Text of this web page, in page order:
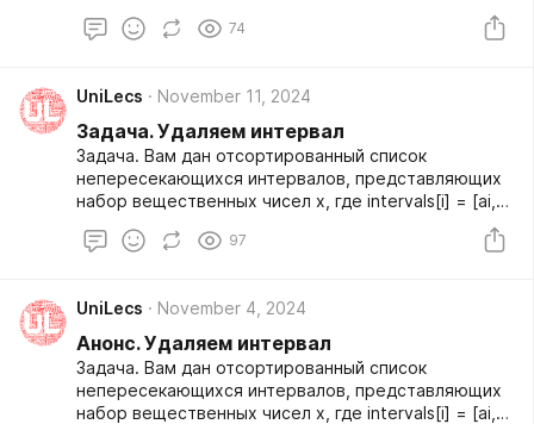
74
UniLecs November 11, 2024
Задача. Удаляем интервал
Задача. Вам дан отсортированный список
непересекающихся интервалов, представляющих
набор вещественных чисел x, где intervals[i] = [ai,
интервал remove. 97
UniLecs November 4, 2024
Анонс. Удаляем интервал
Задача. Вам дан отсортированный список
непересекающихся интервалов, представляющих
набор вещественных чисел x, где intervals[i] = [ai,